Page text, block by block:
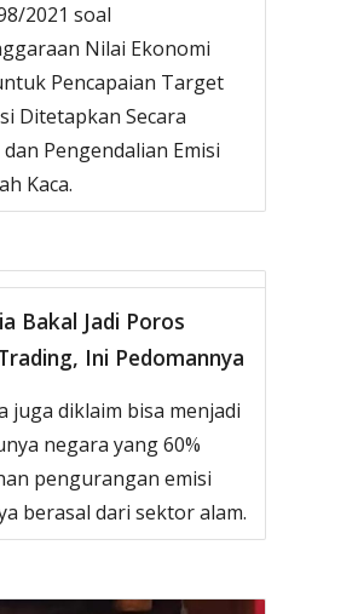
2021 soal
Nilai Ekonomi
Pencapaian Target
Ditetapkan Secara
Pengendalian Emisi
Kaca.
Bakal Jadi Poros
Ini Pedomannya
juga diklaim bisa menjadi
negara yang 60%
pengurangan emisi
berasal dari sektor alam.